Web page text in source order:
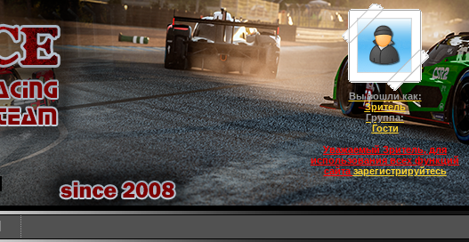
Вы вошли как:
Зритель
Группа:
Гости
Уважаемый Зритель, для
использования всех функций
сайтазарегистрируйтесь